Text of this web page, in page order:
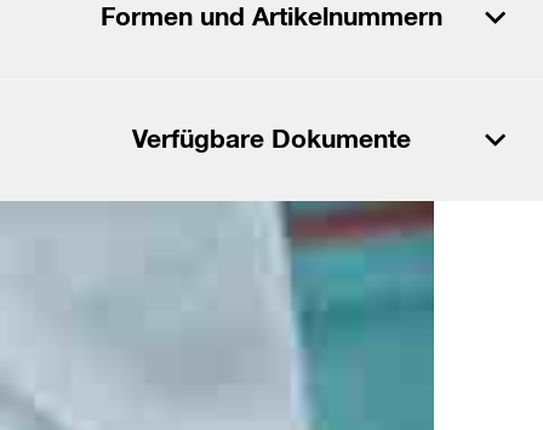
Formen und Artikelnummern
PDF herunterladen
CSV herunterladen
Verfügbare Dokumente